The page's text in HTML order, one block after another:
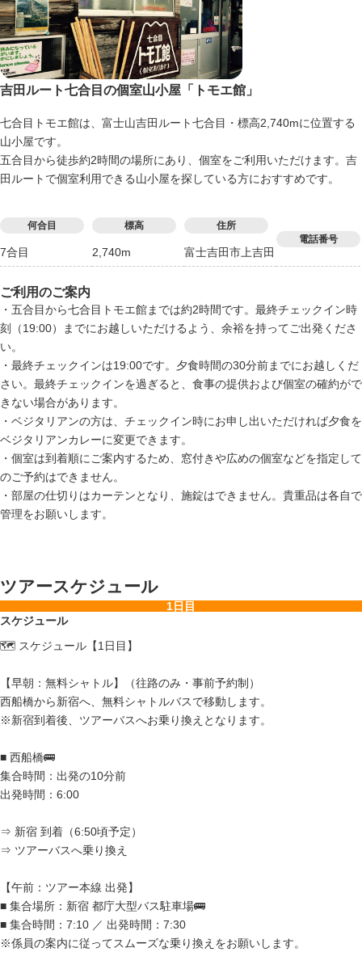
吉田ルート七合目の個室山小屋「トモエ館」
七合目トモエ館は、富士山吉田ルート七合目・標高2,740mに位置する
山小屋です。
五合目から徒歩約2時間の場所にあり、個室をご利用いただけます。吉
田ルートで個室利用できる山小屋を探している方におすすめです。
何合目
7合目
標高
2,740m
住所
富士吉田市上吉田
電話番号
ご利用のご案内
・五合目から七合目トモエ館までは約2時間です。最終チェックイン時
刻（19:00）までにお越しいただけるよう、余裕を持ってご出発くださ
い。
・最終チェックインは19:00です。夕食時間の30分前までにお越しくだ
さい。最終チェックインを過ぎると、食事の提供および個室の確約がで
きない場合があります。
・ベジタリアンの方は、チェックイン時にお申し出いただければ夕食を
ベジタリアンカレーに変更できます。
・個室は到着順にご案内するため、窓付きや広めの個室などを指定して
のご予約はできません。
・部屋の仕切りはカーテンとなり、施錠はできません。貴重品は各自で
管理をお願いします。
ツアースケジュール
1日目
スケジュール
🗺️ スケジュール【1日目】
【早朝：無料シャトル】（往路のみ・事前予約制）
西船橋から新宿へ、無料シャトルバスで移動します。
※新宿到着後、ツアーバスへお乗り換えとなります。
■ 西船橋🚌
集合時間：出発の10分前
出発時間：6:00
⇒ 新宿 到着（6:50頃予定）
⇒ ツアーバスへ乗り換え
【午前：ツアー本線 出発】
■ 集合場所：新宿 都庁大型バス駐車場🚌
■ 集合時間：7:10 ／ 出発時間：7:30
※係員の案内に従ってスムーズな乗り換えをお願いします。